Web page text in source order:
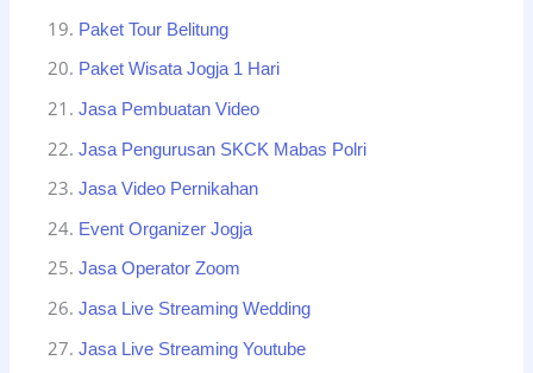
Paket Tour Belitung
Paket Wisata Jogja 1 Hari
Jasa Pembuatan Video
Jasa Pengurusan SKCK Mabas Polri
Jasa Video Pernikahan
Event Organizer Jogja
Jasa Operator Zoom
Jasa Live Streaming Wedding
Jasa Live Streaming Youtube